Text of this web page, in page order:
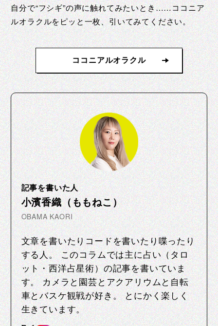
自分で“フシギ”の声に触れてみたいとき……ココニア
ルオラクルをピッと一枚、引いてみてください。
ココニアルオラクル
記事を書いた人
小濱香織（ももねこ）
OBAMA KAORI
文章を書いたりコードを書いたり喋ったり
する人。 このコラムでは主に占い（タロ
ット・西洋占星術）の記事を書いていま
す。 カメラと園芸とアクアリウムと自転
車とバスケ観戦が好き。 とにかく楽しく
生きています。